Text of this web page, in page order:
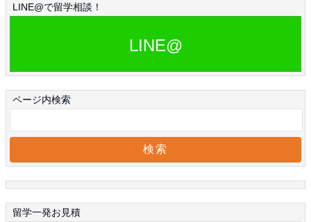
LINE@で留学相談！
LINE@
ページ内検索
留学一発お見積